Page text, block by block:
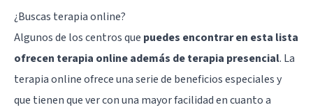
¿Buscas terapia online?
Algunos de los centros que puedes encontrar en esta lista
ofrecen terapia online además de terapia presencial. La
terapia online ofrece una serie de beneficios especiales y
que tienen que ver con una mayor facilidad en cuanto a